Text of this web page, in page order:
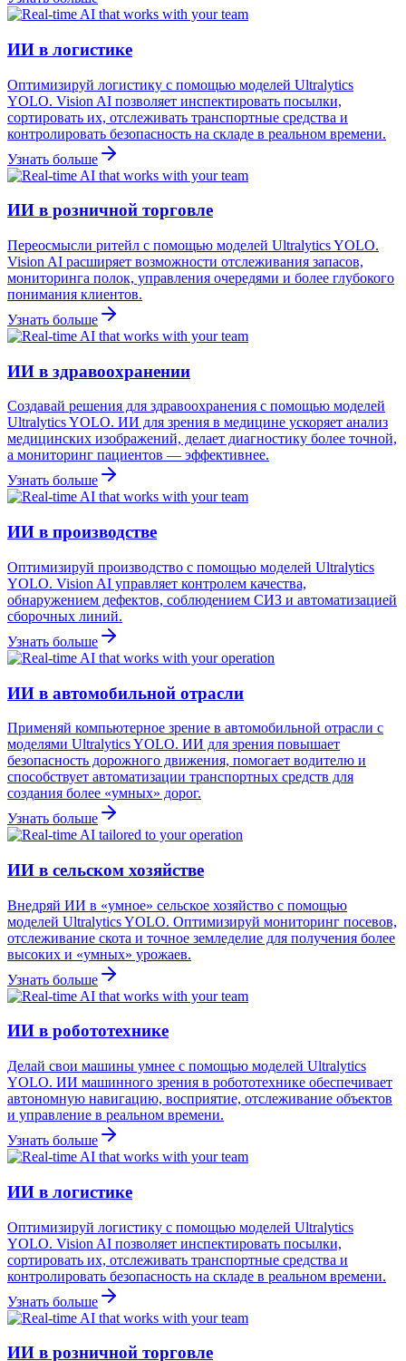
ИИ в логистике
Оптимизируй логистику с помощью моделей Ultralytics
YOLO. Vision AI позволяет инспектировать посылки,
сортировать их, отслеживать транспортные средства и
контролировать безопасность на складе в реальном времени.
Узнать больше
ИИ в розничной торговле
Переосмысли ритейл с помощью моделей Ultralytics YOLO.
Vision AI расширяет возможности отслеживания запасов,
мониторинга полок, управления очередями и более глубокого
понимания клиентов.
Узнать больше
ИИ в здравоохранении
Создавай решения для здравоохранения с помощью моделей
Ultralytics YOLO. ИИ для зрения в медицине ускоряет анализ
медицинских изображений, делает диагностику более точной,
а мониторинг пациентов — эффективнее.
Узнать больше
ИИ в производстве
Оптимизируй производство с помощью моделей Ultralytics
YOLO. Vision AI управляет контролем качества,
обнаружением дефектов, соблюдением СИЗ и автоматизацией
сборочных линий.
Узнать больше
ИИ в автомобильной отрасли
Применяй компьютерное зрение в автомобильной отрасли с
моделями Ultralytics YOLO. ИИ для зрения повышает
безопасность дорожного движения, помогает водителю и
способствует автоматизации транспортных средств для
создания более «умных» дорог.
Узнать больше
ИИ в сельском хозяйстве
Внедряй ИИ в «умное» сельское хозяйство с помощью
моделей Ultralytics YOLO. Оптимизируй мониторинг посевов,
отслеживание скота и точное земледелие для получения более
высоких и «умных» урожаев.
Узнать больше
ИИ в робототехнике
Делай свои машины умнее с помощью моделей Ultralytics
YOLO. ИИ машинного зрения в робототехнике обеспечивает
автономную навигацию, восприятие, отслеживание объектов
и управление в реальном времени.
Узнать больше
ИИ в логистике
Оптимизируй логистику с помощью моделей Ultralytics
YOLO. Vision AI позволяет инспектировать посылки,
сортировать их, отслеживать транспортные средства и
контролировать безопасность на складе в реальном времени.
Узнать больше
ИИ в розничной торговле